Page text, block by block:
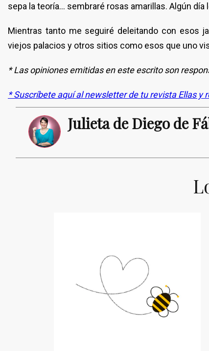
sepa la teoría… sembraré rosas amarillas. Algún día
Mientras tanto me seguiré deleitando con esos
viejos palacios y otros sitios como esos que uno
* Las opiniones emitidas en este escrito son
* Suscríbete aquí al newsletter de tu revista Ellas y
Julieta de Diego de